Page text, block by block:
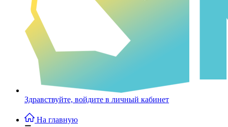
Здравствуйте, войдите в личный кабинет
На главную